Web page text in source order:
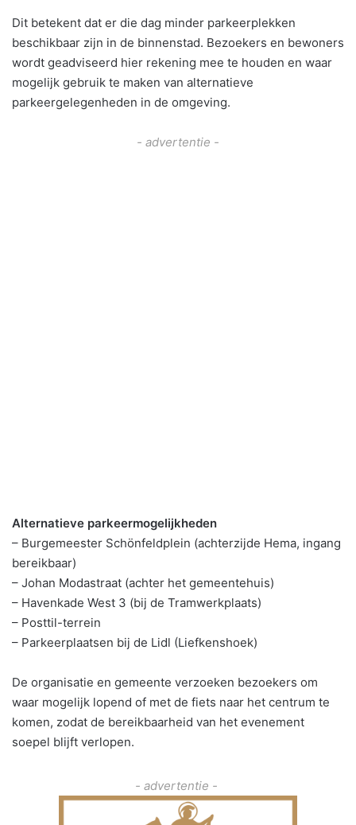
Dit betekent dat er die dag minder parkeerplekken
beschikbaar zijn in de binnenstad. Bezoekers en bewoners
wordt geadviseerd hier rekening mee te houden en waar
mogelijk gebruik te maken van alternatieve
parkeergelegenheden in de omgeving.
- advertentie -
Alternatieve parkeermogelijkheden
– Burgemeester Schönfeldplein (achterzijde Hema, ingang
bereikbaar)
– Johan Modastraat (achter het gemeentehuis)
– Havenkade West 3 (bij de Tramwerkplaats)
– Posttil-terrein
– Parkeerplaatsen bij de Lidl (Liefkenshoek)
De organisatie en gemeente verzoeken bezoekers om
waar mogelijk lopend of met de fiets naar het centrum te
komen, zodat de bereikbaarheid van het evenement
soepel blijft verlopen.
- advertentie -